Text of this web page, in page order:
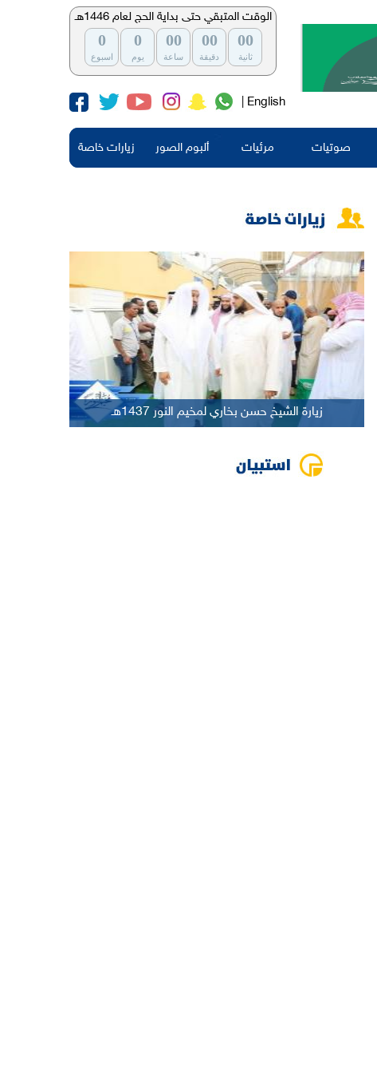
| English
الوقت المتبقي حتى بداية الحج لعام 1446هـ
0
اسبوع
0
يوم
00
ساعة
00
دقيقة
00
ثانية
زيارات خاصة ألبوم الصور مرئيات صوتيات
زيارة الشيخ حسن بخاري لمخيم النور 1437هـ